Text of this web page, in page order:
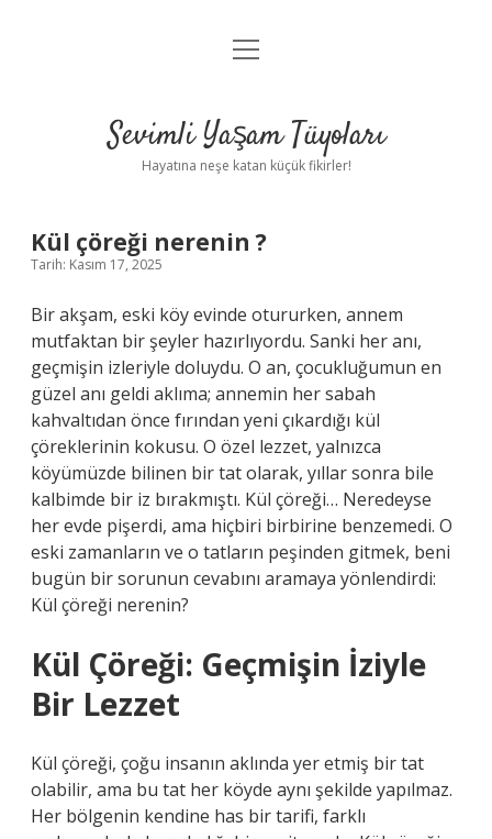
Anasayfa
Yasal Uyarı
menüyü
Sevimli Yaşam Tüyoları
Hayatına neşe katan küçük fikirler!
Kül çöreği nerenin ?
Tarih: Kasım 17, 2025
Bir akşam, eski köy evinde otururken, annem
mutfaktan bir şeyler hazırlıyordu. Sanki her anı,
geçmişin izleriyle doluydu. O an, çocukluğumun en
güzel anı geldi aklıma; annemin her sabah
kahvaltıdan önce fırından yeni çıkardığı kül
çöreklerinin kokusu. O özel lezzet, yalnızca
köyümüzde bilinen bir tat olarak, yıllar sonra bile
kalbimde bir iz bırakmıştı. Kül çöreği… Neredeyse
her evde pişerdi, ama hiçbiri birbirine benzemedi. O
eski zamanların ve o tatların peşinden gitmek, beni
bugün bir sorunun cevabını aramaya yönlendirdi:
Kül çöreği nerenin?
Kül Çöreği: Geçmişin İziyle
Bir Lezzet
Kül çöreği, çoğu insanın aklında yer etmiş bir tat
olabilir, ama bu tat her köyde aynı şekilde yapılmaz.
Her bölgenin kendine has bir tarifi, farklı